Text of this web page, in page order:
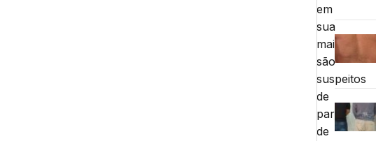
em
sua
maioria,
são
suspeitos
de
participar
de